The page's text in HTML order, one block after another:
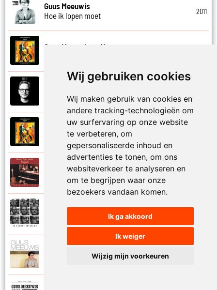
Wij gebruiken cookies
Wij maken gebruik van cookies en
andere tracking-technologieën om
uw surfervaring op onze website
te verbeteren, om
gepersonaliseerde inhoud en
advertenties te tonen, om ons
websiteverkeer te analyseren en
om te begrijpen waar onze
bezoekers vandaan komen.
Ik ga akkoord
Ik weiger
Wijzig mijn voorkeuren
Guus Meeuwis
Hoe ik lopen moet
2011
Guus Meeuwis en Vagant
Houd moed
Guus Meeuwis en Vagant
Ik ben alles
Guus Meeuwis en Vagant
Ik ben blij dat ik je niet vergeten ben
Guus Meeuwis